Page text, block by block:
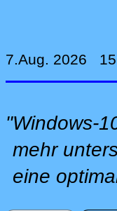
7.Aug. 2026
"Windows-
mehr
eine